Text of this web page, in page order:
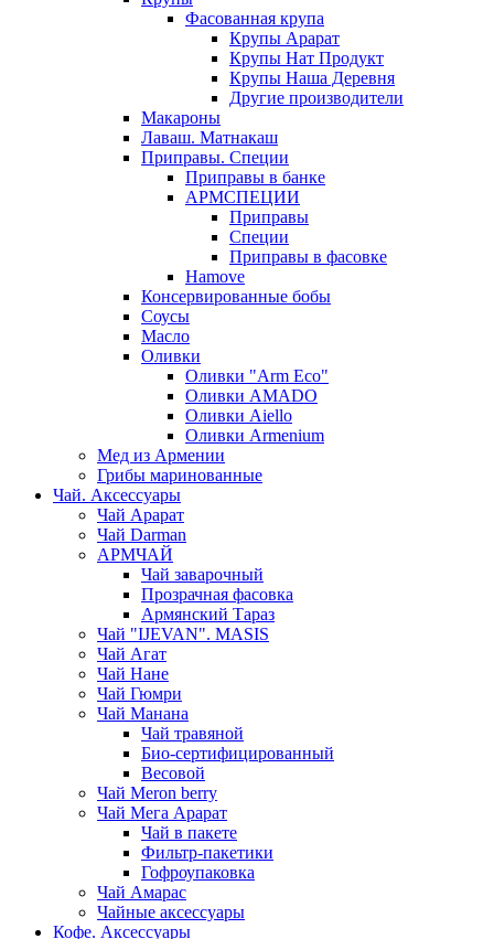
Фасованная крупа
Крупы Арарат
Крупы Нат Продукт
Крупы Наша Деревня
Другие производители
Макароны
Лаваш. Матнакаш
Приправы. Специи
Приправы в банке
АРМСПЕЦИИ
Приправы
Специи
Приправы в фасовке
Hamove
Консервированные бобы
Соусы
Масло
Оливки
Оливки "Arm Eco"
Оливки AMADO
Оливки Aiello
Оливки Armenium
Мед из Армении
Грибы маринованные
Чай. Аксессуары
Чай Арарат
Чай Darman
АРМЧАЙ
Чай заварочный
Прозрачная фасовка
Армянский Тараз
Чай "IJEVAN". MASIS
Чай Агат
Чай Нане
Чай Гюмри
Чай Манана
Чай травяной
Био-сертифицированный
Весовой
Чай Meron berry
Чай Мега Арарат
Чай в пакете
Фильтр-пакетики
Гофроупаковка
Чай Амарас
Чайные аксессуары
Кофе. Аксессуары